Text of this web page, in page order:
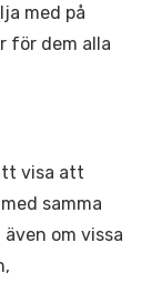
med på
för dem alla
visa att
samma
om vissa